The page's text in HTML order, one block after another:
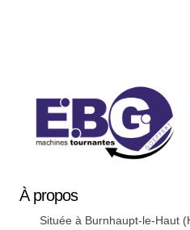
Àpropos
Située à Burnhaupt-le-Haut